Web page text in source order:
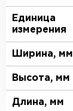
Единица
измерения
Ширина, мм
Высота, мм
Длина, мм